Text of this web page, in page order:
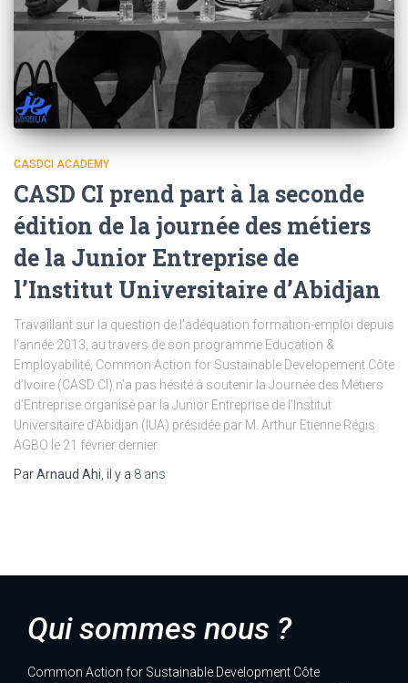
CASDCI ACADEMY
CASD CI prend part à la seconde
édition de la journée des métiers
de la Junior Entreprise de
l’Institut Universitaire d’Abidjan
Travaillant sur la question de l’adéquation formation-emploi depuis
l’année 2013, au travers de son programme Education &
Employabilité, Common Action for Sustainable Developement Côte
d’Ivoire (CASD CI) n’a pas hésité à soutenir la Journée des Métiers
d’Entreprise organisé par la Junior Entreprise de l’Institut
Universitaire d’Abidjan (IUA) présidée par M. Arthur Etienne Régis
AGBO le 21 février dernier.
ParArnaud Ahi , il y a 8 ans
Qui sommes nous ?
Common Action for Sustainable Development Côte